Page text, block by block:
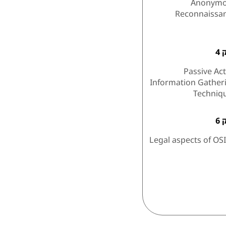
4
Passive
Information
6
Legal aspects of